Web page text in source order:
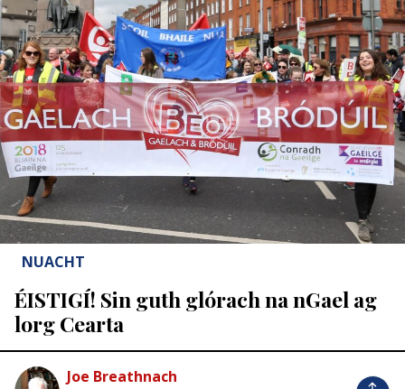
NUACHT
ÉISTIGÍ! Sin guth glórach na nGael ag
lorg Cearta
Joe Breathnach